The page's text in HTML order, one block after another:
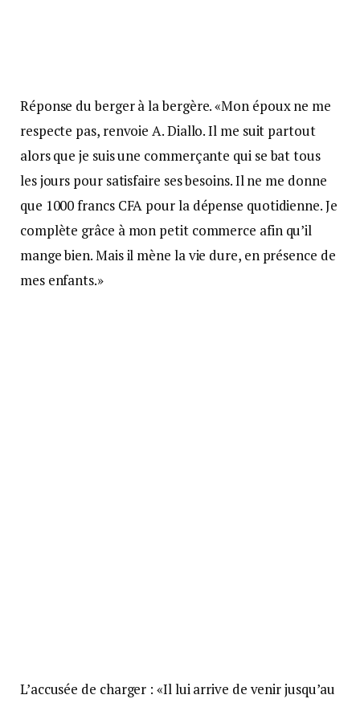
Réponse du berger à la bergère. «Mon époux ne me
respecte pas, renvoie A. Diallo. Il me suit partout
alors que je suis une commerçante qui se bat tous
les jours pour satisfaire ses besoins. Il ne me donne
que 1000 francs CFA pour la dépense quotidienne. Je
complète grâce à mon petit commerce afin qu’il
mange bien. Mais il mène la vie dure, en présence de
mes enfants.»
L’accusée de charger : «Il lui arrive de venir jusqu’au